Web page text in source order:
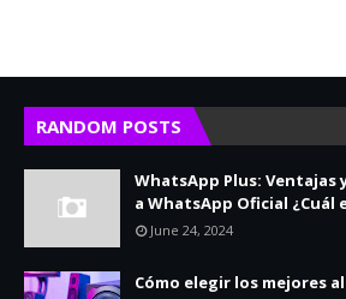
RANDOM POSTS
WhatsApp Plus:
a WhatsApp Oficial ¿Cuál
June 24, 2024
Cómo elegir los mejores